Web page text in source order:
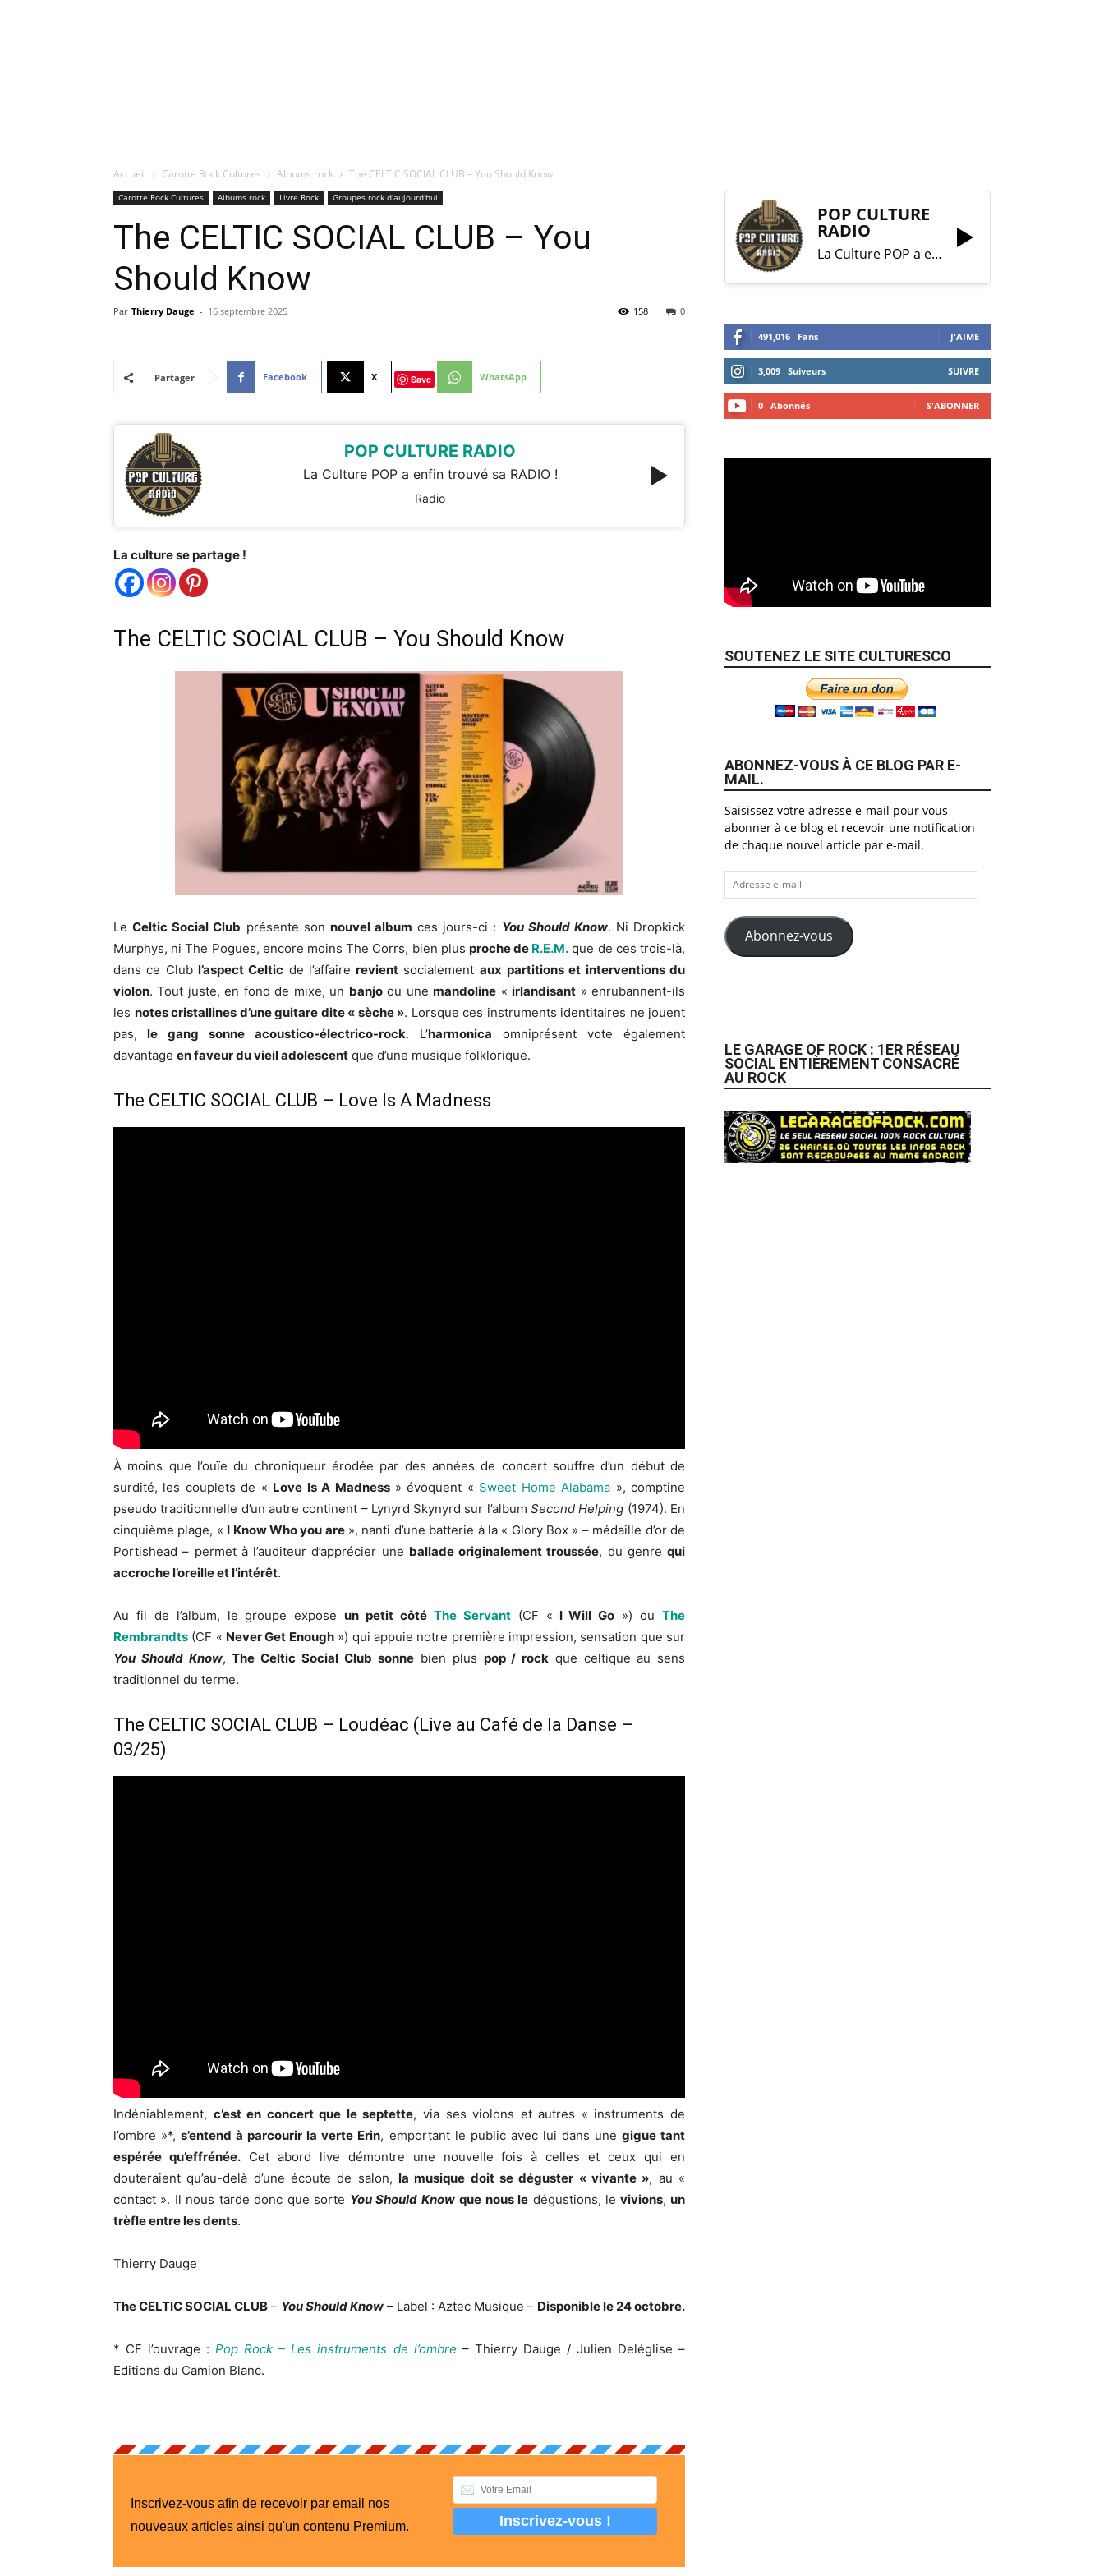
Accueil Carotte Rock Cultures Albums rock The CELTIC SOCIAL CLUB – You Should Know
Carotte Rock Cultures Albums rock Livre Rock Groupes rock d'aujourd'hui
The CELTIC SOCIAL CLUB – You
Should Know
Par Thierry Dauge - 16 septembre 2025 0
158
Partager Facebook X Save WhatsApp
POP CULTURE RADIO
La Culture POP a enfin trouvé sa RADIO !
Radio
La culture se partage !
The CELTIC SOCIAL CLUB – You Should Know
LeCeltic Social Club présente son nouvel album ces jours-ci : You Should Know. Ni Dropkick
Murphys, ni The Pogues, encore moins The Corrs, bien plus proche de R.E.M. que de ces trois-là,
dans ce Club l’aspect Celtic de l’affairerevient socialement aux partitions et interventions du
violon. Tout juste, en fond de mixe, un banjoou unemandoline «irlandisant » enrubannent-ils
les notes cristallines d’une guitare dite « sèche ». Lorsque ces instruments identitaires ne jouent
pas, le gang sonne acoustico-électrico-rock. L’harmonica omniprésent vote également
davantage en faveur du vieil adolescent que d’une musique folklorique.
The CELTIC SOCIAL CLUB – Love Is A Madness
À moins que l’ouïe du chroniqueur érodée par des années de concert souffre d’un début de
surdité, les couplets de « Love Is A Madness» évoquent « Sweet Home Alabama », comptine
pseudo traditionnelle d’un autre continent – Lynyrd Skynyrd sur l’albumSecond Helping (1974). En
cinquième plage, « I Know Who you are», nanti d’une batterie à la « Glory Box » – médaille d’or de
Portishead – permet à l’auditeur d’apprécier une ballade originalement troussée, du genre qui
accroche l’oreille et l’intérêt.
Au fil de l’album, le groupe exposeun petit côté The Servant(CF « I Will Go ») ouThe
Rembrandts (CF « Never Get Enough») qui appuie notre première impression, sensation que sur
You Should Know,The Celtic Social Club sonne bien plus pop / rock que celtique au sens
traditionnel du terme.
The CELTIC SOCIAL CLUB – Loudéac (Live au Café de la Danse –
03/25)
Indéniablement, c’est en concert que le septette, via ses violons et autres « instruments de
l’ombre »*,s’entend à parcourir la verte Erin, emportant le public avec lui dans une gigue tant
espérée qu’effrénée.Cet abord live démontre une nouvelle fois à celles et ceux qui en
douteraient qu’au-delà d’une écoute de salon, la musique doit se déguster « vivante », au «
contact ». Il nous tarde donc que sorte You Should Know que nous le dégustions, le vivions,un
trèfle entre les dents.
Thierry Dauge
The CELTIC SOCIAL CLUB – You Should Know – Label : Aztec Musique – Disponible le 24 octobre.
* CF l’ouvrage :Pop Rock – Les instruments de l’ombre – Thierry Dauge / Julien Deléglise –
Editions du Camion Blanc.
Inscrivez-vous afin de recevoir par email nos
nouveaux articles ainsi qu'un contenu Premium.
POP CULTURE
RADIO
La Culture POP a enfin trouvé sa RADIO !
491,016 Fans J'AIME
3,009 Suiveurs SUIVRE
0 Abonnés S'ABONNER
SOUTENEZ LE SITE CULTURESCO
ABONNEZ-VOUS À CE BLOG PAR E-
MAIL.
Saisissez votre adresse e-mail pour vous
abonner à ce blog et recevoir une notification
de chaque nouvel article par e-mail.
Adresse
e-
mail
Abonnez-vous
LE GARAGE OF ROCK : 1ER RÉSEAU
SOCIAL ENTIÈREMENT CONSACRÉ
AU ROCK